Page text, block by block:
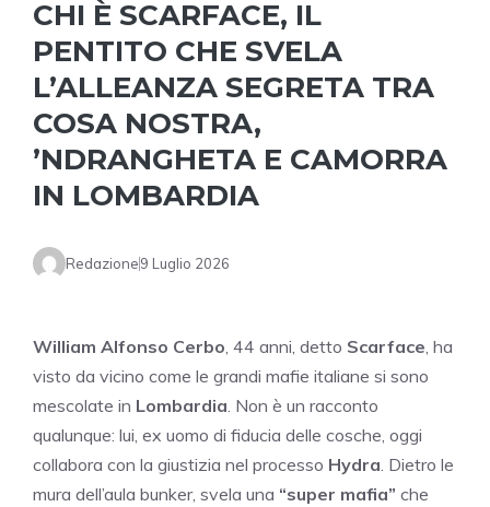
CHI È SCARFACE, IL
PENTITO CHE SVELA
L’ALLEANZA SEGRETA TRA
COSA NOSTRA,
’NDRANGHETA E CAMORRA
IN LOMBARDIA
Redazione9 Luglio 2026
William Alfonso Cerbo, 44 anni, detto Scarface, ha
visto da vicino come le grandi mafie italiane si sono
mescolate in Lombardia. Non è un racconto
qualunque: lui, ex uomo di fiducia delle cosche, oggi
collabora con la giustizia nel processo Hydra. Dietro le
mura dell’aula bunker, svela una “super mafia” che